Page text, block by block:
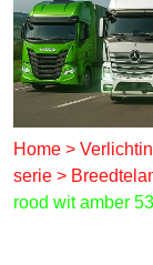
Home >
serie >
rood wit amber